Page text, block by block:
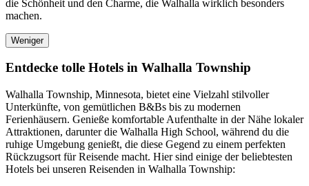
die Schönheit und den Charme, die Walhalla wirklich besonders
machen.
Weniger
Entdecke tolle Hotels in Walhalla Township
Walhalla Township, Minnesota, bietet eine Vielzahl stilvoller
Unterkünfte, von gemütlichen B&Bs bis zu modernen
Ferienhäusern. Genieße komfortable Aufenthalte in der Nähe lokaler
Attraktionen, darunter die Walhalla High School, während du die
ruhige Umgebung genießt, die diese Gegend zu einem perfekten
Rückzugsort für Reisende macht. Hier sind einige der beliebtesten
Hotels bei unseren Reisenden in Walhalla Township: